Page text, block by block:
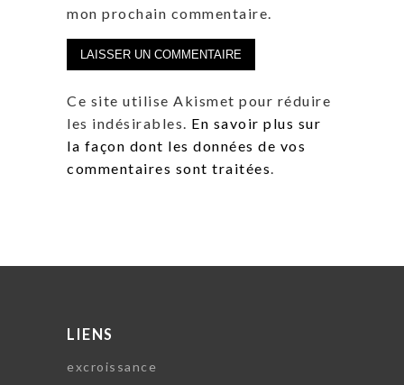
mon prochain commentaire.
Ce site utilise Akismet pour réduire
les indésirables. En savoir plus sur
la façon dont les données de vos
commentaires sont traitées.
LIENS
excroissance